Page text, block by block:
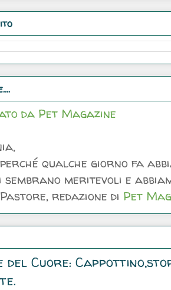
qualche giorno fa
sembrano meritevoli e
Pastore, redazione di Pet
del Cuore: